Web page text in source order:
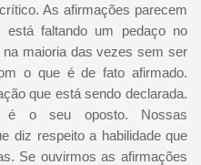
As afirmações parecem
está faltando um pedaço no
maioria das vezes sem ser
o que é de fato afirmado.
que está sendo declarada.
é o seu oposto. Nossas
diz respeito a habilidade que
Se ouvirmos as afirmações